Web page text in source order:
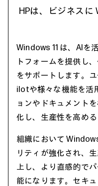
HPは、ビジネスに
Windows 11 は、AIを
トフォームを提供し
をサポートします。
ilotや様々な機能を活
ョンやドキュメント
化し、生産性を高める
組織において
リティが強化され、
上し、より直感的で
能になります。セキ